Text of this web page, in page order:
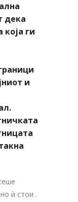
дека
ги
и
ѝ стои .